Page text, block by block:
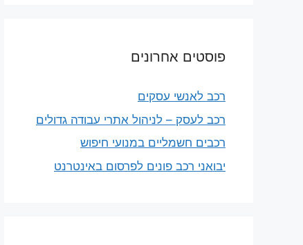
פוסטים אחרונים
רכב לאנשי עסקים
רכב לעסק – לניהול אתרי עבודה גדולים
רכבים חשמליים במנועי חיפוש
יבואני רכב פונים לפרסום באינטרנט